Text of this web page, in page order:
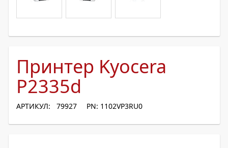
Принтер Kyocera
P2335d
АРТИКУЛ: 79927 PN: 1102VP3RU0